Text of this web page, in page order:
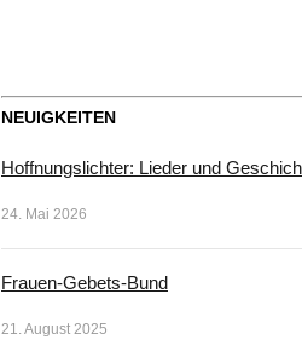
NEUIGKEITEN
Hoffnungslichter: Lieder und
24. Mai 2026
Frauen-Gebets-Bund
21. August 2025